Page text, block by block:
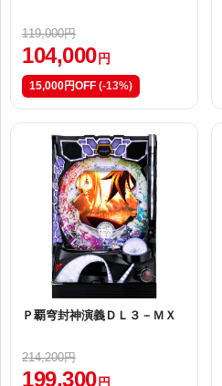
119,000円
104,000 円
15,000円OFF (-13%)
Ｐ覇穹封神演義ＤＬ３－ＭＸ
214,200円
199,300円